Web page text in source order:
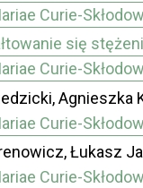
Curie-
się
Curie-
Agnieszka
Curie-
Łukasz
Curie-